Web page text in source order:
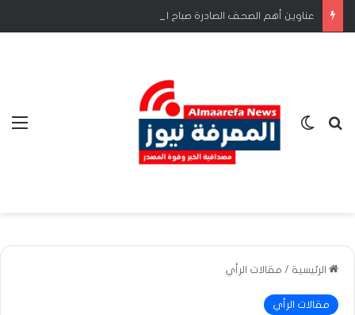
عناوين أهم الصحف الصادرة صباح اليوم الخميس 6 أغسطس 2026
بحث عنالوضع المظلم
الرئيسية / مقالات الرأي
مقالات الرأي